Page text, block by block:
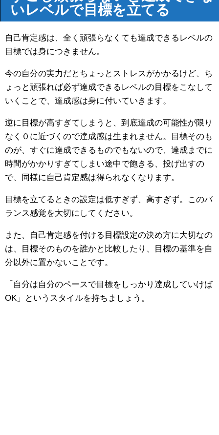
いレベルで目標を立てる
自己肯定感は、全く頑張らなくても達成できるレベルの
目標では身につきません。
今の自分の実力だとちょっとストレスがかかるけど、ち
ょっと頑張れば必ず達成できるレベルの目標をこなして
いくことで、達成感は身に付いていきます。
逆に目標が高すぎてしまうと、到底達成の可能性が限り
なく０に近づくので達成感は生まれません。目標そのも
のが、すぐに達成できるものでもないので、達成までに
時間がかかりすぎてしまい途中で飽きる、投げ出すの
で、同様に自己肯定感は得られなくなります。
目標を立てるときの設定は低すぎず、高すぎず。このバ
ランス感覚を大切にしてください。
また、自己肯定感を付ける目標設定の決め方に大切なの
は、目標そのものを誰かと比較したり、目標の基準を自
分以外に置かないことです。
「自分は自分のペースで目標をしっかり達成していけば
OK」というスタイルを持ちましょう。